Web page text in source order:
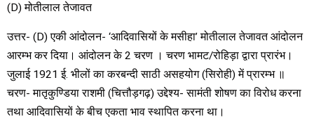
(D) मोतीलाल तेजावत
उत्तर- (D) एकी आंदोलन- ‘आदिवासियों के मसीहा’ मोतीलाल तेजावत आंदोलन
आरम्भ कर दिया। आंदोलन के 2 चरण । चरण भामट/रोहिड़ा द्वारा प्रारंभ।
जुलाई 1921 ई. भीलों का करबन्दी साठी असहयोग (सिरोही) में प्रारम्भ ॥
चरण- मातृकुण्डिया राशमी (चित्तौड़गढ़) उद्देश्य- सामंती शोषण का विरोध करना
तथा आदिवासियों के बीच एकता भाव स्थापित करना था।